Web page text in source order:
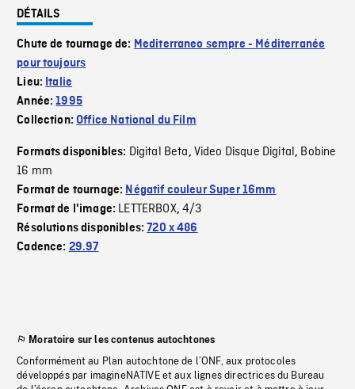
DÉTAILS
Chute de tournage de: Mediterraneo sempre - Méditerranée
pour toujours
Lieu: Italie
Année:1995
Collection:Office National du Film
Formats disponibles: Digital Beta, Video Disque Digital, Bobine
16 mm
Format de tournage: Négatif couleur Super 16mm
Format de l'image: LETTERBOX,4/3
Résolutions disponibles:720 x 486
Cadence: 29.97
Moratoire sur les contenus autochtones
Conformément au Plan autochtone de l’ONF, aux protocoles
développés par imagineNATIVE et aux lignes directrices du Bureau